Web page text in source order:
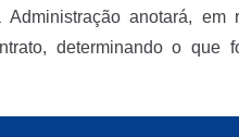
Administração anotará,
determinando o que